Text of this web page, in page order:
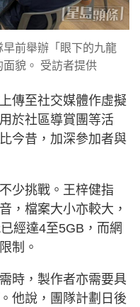
前舉辦「眼下的九龍
貌。 受訪者提供
傳至社交媒體作虛擬
於社區導賞團等活
今昔，加深參加者與
少挑戰。王梓健指
，檔案大小亦較大，
經達4至5GB，而網
制。
時，製作者亦需要具
他說，團隊計劃日後